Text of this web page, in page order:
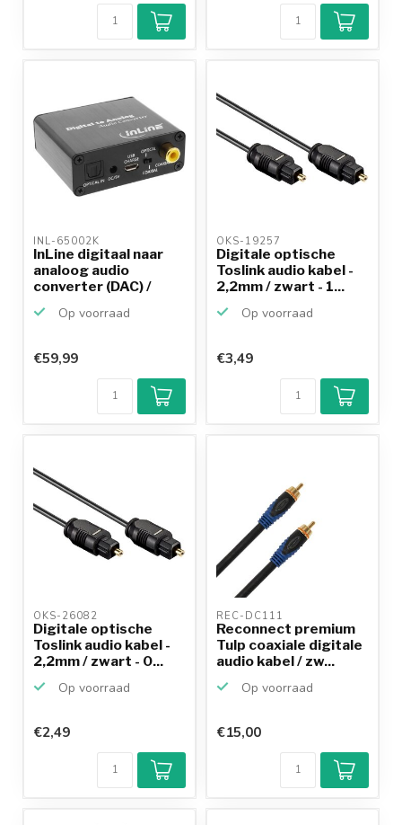
INL-65002K
InLine digitaal naar
analoog audio
converter (DAC) /
Op voorraad
€59,99
OKS-19257
Digitale optische
Toslink audio kabel -
2,2mm / zwart - 1...
Op voorraad
€3,49
OKS-26082
Digitale optische
Toslink audio kabel -
2,2mm / zwart - 0...
Op voorraad
€2,49
REC-DC111
Reconnect premium
Tulp coaxiale digitale
audio kabel / zw...
Op voorraad
€15,00